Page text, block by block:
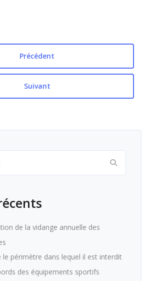
Précédent
Suivant
de la vidange annuelle des
le périmètre dans lequel il est interdit
des équipements sportifs